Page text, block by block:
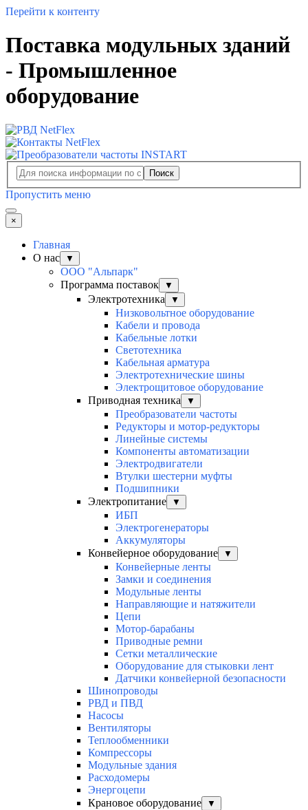
Перейти к контенту
Поставка модульных зданий
- Промышленное
оборудование
Поиск
Пропустить меню
×
Главная
О нас
▼
ООО "Альпарк"
Программа поставок
▼
Электротехника ▼
Низковольтное оборудование
Кабели и провода
Кабельные лотки
Светотехника
Кабельная арматура
Электротехнические шины
Электрощитовое оборудование
Приводная техника
▼
Преобразователи частоты
Редукторы и мотор-редукторы
Линейные системы
Компоненты автоматизации
Электродвигатели
Втулки шестерни муфты
Подшипники
Электропитание
▼
ИБП
Электрогенераторы
Аккумуляторы
Конвейерное оборудование
▼
Конвейерные ленты
Замки и соединения
Модульные ленты
Направляющие и натяжители
Цепи
Мотор-барабаны
Приводные ремни
Сетки металлические
Оборудование для стыковки лент
Датчики конвейерной безопасности
Шинопроводы
РВД и ПВД
Насосы
Вентиляторы
Теплообменники
Компрессоры
Модульные здания
Расходомеры
Энергоцепи
Крановое оборудование
▼